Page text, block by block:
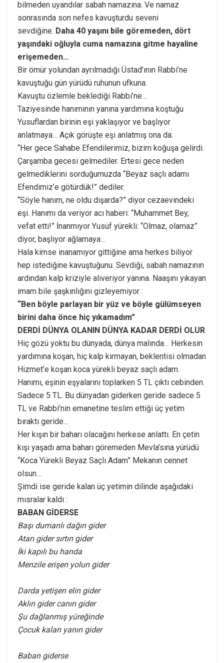
bilmeden uyandılar sabah namazına. Ve namaz
sonrasında son nefes kavuşturdu seveni
sevdiğine. Daha 40 yaşını bile göremeden, dört
yaşındaki oğluyla cuma namazına gitme hayaline
erişemeden…
Bir ömür yolundan ayrılmadığı Üstad’ının Rabbi’ne
kavuştuğu gün yürüdü ruhunun ufkuna.
Kavuştu özlemle beklediği Rabbi’ne…
Taziyesinde hanımının yanına yardımına koştuğu
Yusuflardan birinin eşi yaklaşıyor ve başlıyor
anlatmaya… Açık görüşte eşi anlatmış ona da:
“Her gece Sahabe Efendilerimiz, bizim koğuşa gelirdi.
Çarşamba gecesi gelmediler. Ertesi gece neden
gelmediklerini sorduğumuzda “Beyaz saçlı adamı
Efendimiz’e götürdük!” dediler.
“Söyle hanım, ne oldu dışarda?” diyor cezaevindeki
eşi. Hanımı da veriyor acı haberi: “Muhammet Bey,
vefat etti!” İnanmıyor Yusuf yürekli: “Olmaz, olamaz”
diyor, başlıyor ağlamaya…
Hala kimse inanamıyor gittiğine ama herkes biliyor
hep istediğine kavuştuğunu. Sevdiği, sabah namazının
ardından kalp kriziyle alıveriyor yanına. Naaşını yıkayan
imam bile şaşkınlığını gizleyemiyor :
“Ben böyle parlayan bir yüz ve böyle gülümseyen
birini daha önce hiç yıkamadım”
DERDİ DÜNYA OLANIN DÜNYA KADAR DERDİ OLUR
Hiç gözü yoktu bu dünyada, dünya malında… Herkesin
yardımına koşan, hiç kalp kırmayan, beklentisi olmadan
Hizmet’e koşan koca yürekli beyaz saçlı adam.
Hanımı, eşinin eşyalarını toplarken 5 TL çıktı cebinden.
Sadece 5 TL. Bu dünyadan giderken geride sadece 5
TL ve Rabbi’nin emanetine teslim ettiği üç yetim
bıraktı geride…
Her kışın bir baharı olacağını herkese anlattı. En çetin
kışı yaşadı ama baharı göremeden Mevla’sına yürüdü
“Koca Yürekli Beyaz Saçlı Adam” Mekanın cennet
olsun…
Şimdi ise geride kalan üç yetimin dilinde aşağıdaki
mısralar kaldı :
BABAN GİDERSE
Başı dumanlı dağın gider
Atan gider sırtın gider
İki kapılı bu handa
Menzile erişen yolun gider
Darda yetişen elin gider
Aklın gider canın gider
Şu dağlanmış yüreğinde
Çocuk kalan yanın gider
Baban giderse